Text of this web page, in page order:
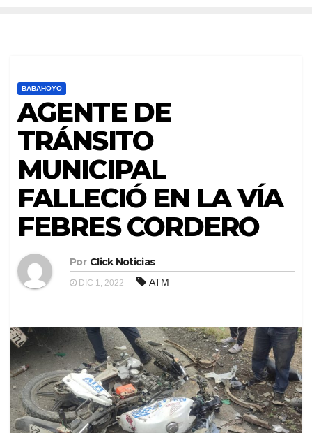
BABAHOYO
AGENTE DE
TRÁNSITO
MUNICIPAL
FALLECIÓ EN LA VÍA
FEBRES CORDERO
Por Click Noticias
DIC 1, 2022 ATM